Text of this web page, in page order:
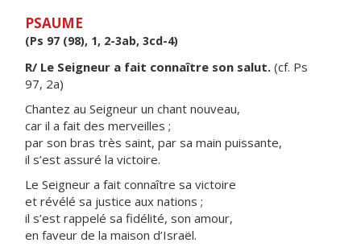
PSAUME
(Ps 97 (98), 1, 2-3ab, 3cd-4)
R/ Le Seigneur a fait connaître son salut. (cf. Ps
97, 2a)
Chantez au Seigneur un chant nouveau,
car il a fait des merveilles ;
par son bras très saint, par sa main puissante,
il s’est assuré la victoire.
Le Seigneur a fait connaître sa victoire
et révélé sa justice aux nations ;
il s’est rappelé sa fidélité, son amour,
en faveur de la maison d’Israël.